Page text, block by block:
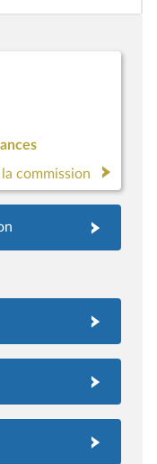
commission